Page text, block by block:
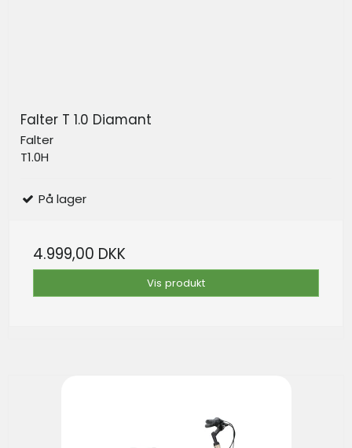
Falter T 1.0 Diamant
Falter
T1.0H
På lager
4.999,00 DKK
Vis produkt